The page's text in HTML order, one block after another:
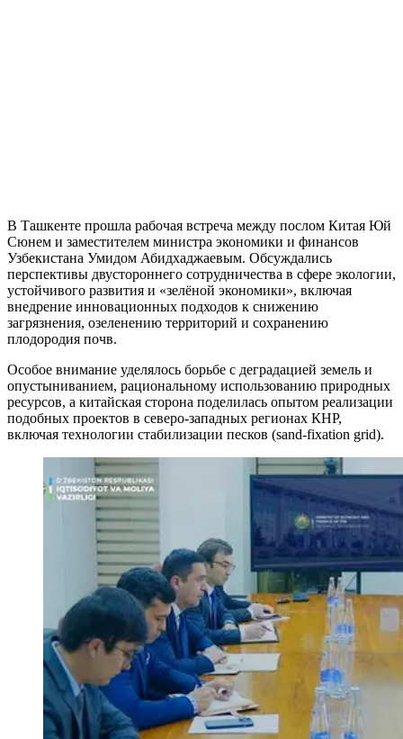
В Ташкенте прошла рабочая встреча между послом Китая Юй
Сюнем и заместителем министра экономики и финансов
Узбекистана Умидом Абидхаджаевым. Обсуждались
перспективы двустороннего сотрудничества в сфере экологии,
устойчивого развития и «зелёной экономики», включая
внедрение инновационных подходов к снижению
загрязнения, озеленению территорий и сохранению
плодородия почв.
Особое внимание уделялось борьбе с деградацией земель и
опустыниванием, рациональному использованию природных
ресурсов, а китайская сторона поделилась опытом реализации
подобных проектов в северо-западных регионах КНР,
включая технологии стабилизации песков (sand-fixation grid).